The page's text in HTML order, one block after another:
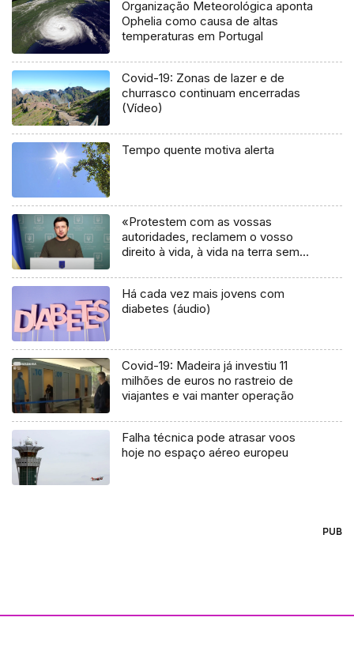
Organização Meteorológica aponta
Ophelia como causa de altas
temperaturas em Portugal
Covid-19: Zonas de lazer e de
churrasco continuam encerradas
(Vídeo)
Tempo quente motiva alerta
«Protestem com as vossas
autoridades, reclamem o vosso
direito à vida, à vida na terra sem
Há cada vez mais jovens com
diabetes (áudio)
Covid-19: Madeira já investiu 11
milhões de euros no rastreio de
viajantes e vai manter operação
Falha técnica pode atrasar voos
hoje no espaço aéreo europeu
PUB